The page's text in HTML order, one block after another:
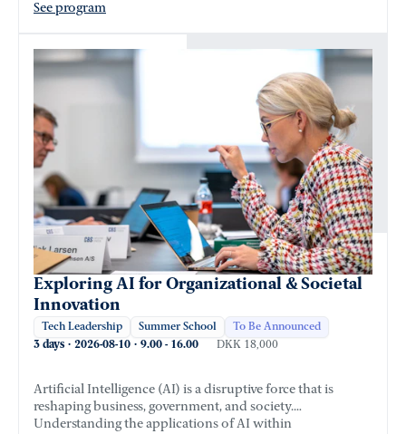
See program
Exploring AI for Organizational & Societal
Innovation
Tech Leadership Summer School To Be Announced
3 days · 2026-08-10 · 9.00 - 16.00 DKK 18,000
Artificial Intelligence (AI) is a disruptive force that is
reshaping business, government, and society.
Understanding the applications of AI within